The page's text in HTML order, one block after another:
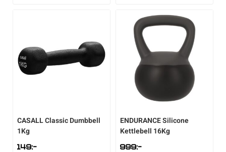
CASALLClassic Dumbbell
1Kg
149:-
ENDURANCESilicone
Kettlebell 16Kg
999:-